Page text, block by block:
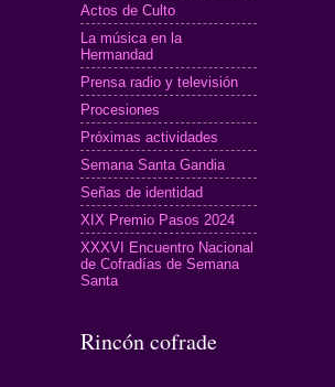
Actos de Culto
La música en la
Hermandad
Prensa radio y televisión
Procesiones
Próximas actividades
Semana Santa Gandia
Señas de identidad
XIX Premio Pasos 2024
XXXVI Encuentro Nacional
de Cofradías de Semana
Santa
Rincón cofrade